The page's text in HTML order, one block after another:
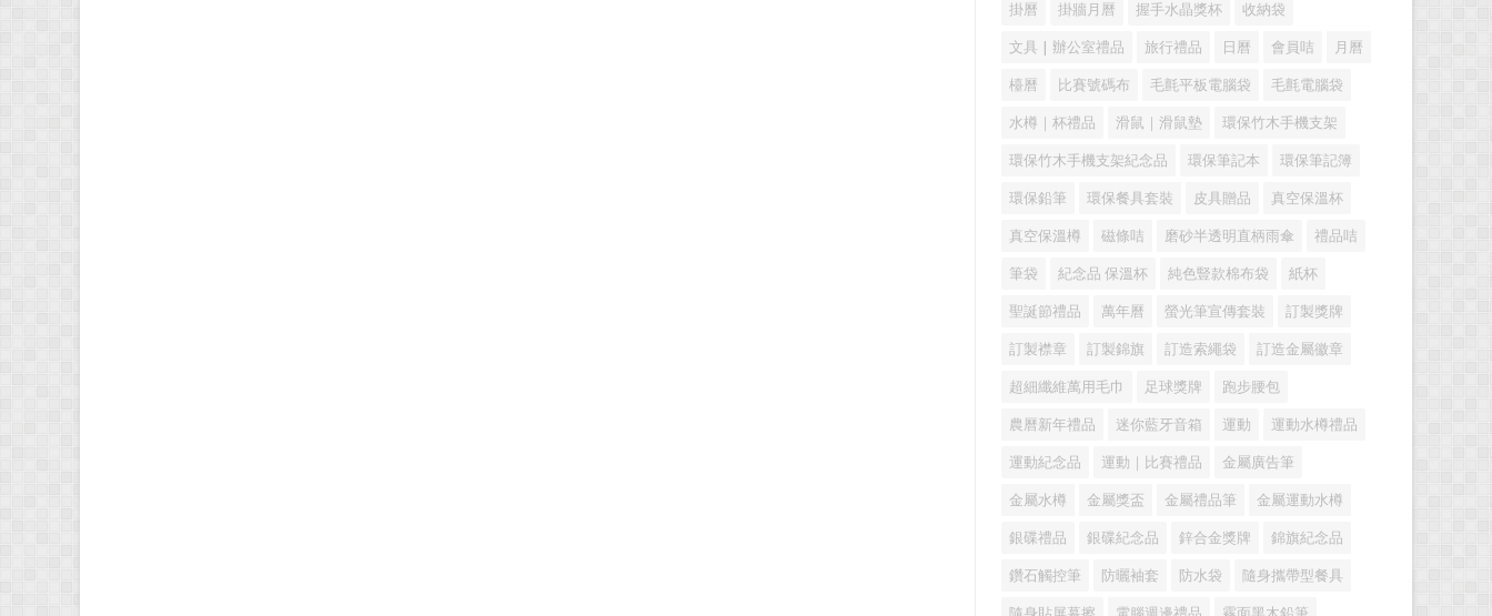
掛曆 掛牆月曆 握手水晶獎杯 收納袋
文具 | 辦公室禮品 旅行禮品 日曆 會員咭 月曆
檯曆 比賽號碼布 毛氈平板電腦袋 毛氈電腦袋
水樽｜杯禮品 滑鼠｜滑鼠墊 環保竹木手機支架
環保竹木手機支架紀念品 環保筆記本 環保筆記簿
環保鉛筆 環保餐具套裝 皮具贈品 真空保溫杯
真空保溫樽 磁條咭 磨砂半透明直柄雨傘 禮品咭
筆袋 紀念品 保溫杯 純色豎款棉布袋 紙杯
聖誕節禮品 萬年曆 螢光筆宣傳套裝 訂製獎牌
訂製襟章 訂製錦旗 訂造索繩袋 訂造金屬徽章
超細纖維萬用毛巾 足球獎牌 跑步腰包
農曆新年禮品 迷你藍牙音箱 運動 運動水樽禮品
運動紀念品 運動｜比賽禮品 金屬廣告筆
金屬水樽 金屬獎盃 金屬禮品筆 金屬運動水樽
銀碟禮品 銀碟紀念品 鋅合金獎牌 錦旗紀念品
鑽石觸控筆 防曬袖套 防水袋 隨身攜帶型餐具